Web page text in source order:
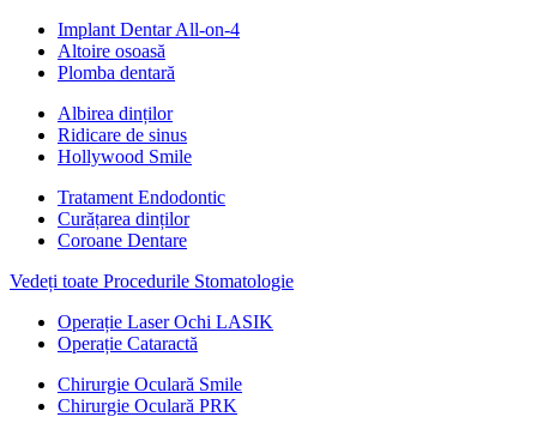
Implant Dentar All-on-4
Altoire osoasă
Plomba dentară
Albirea dinților
Ridicare de sinus
Hollywood Smile
Tratament Endodontic
Curățarea dinților
Coroane Dentare
Vedeți toate Procedurile Stomatologie
Operație Laser Ochi LASIK
Operație Cataractă
Chirurgie Oculară Smile
Chirurgie Oculară PRK